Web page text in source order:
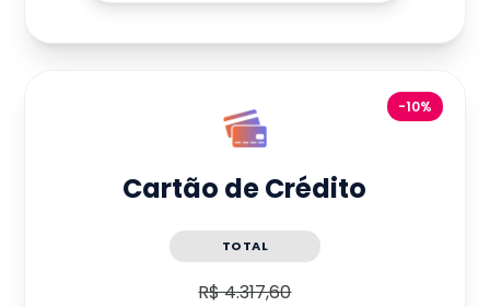
-10%
Cartão de Crédito
TOTAL
R$ 4.317,60